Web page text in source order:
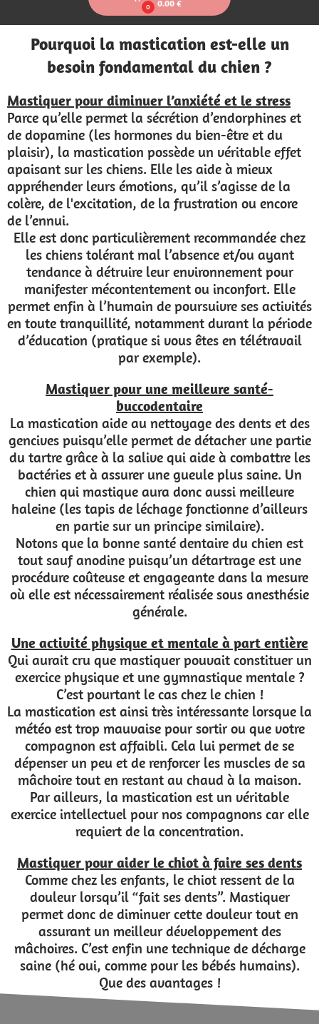
0
0.00 €
Pourquoi la mastication est-elle un
besoin fondamental du chien ?
Mastiquer pour diminuer l’anxiété et le stress
Parce qu’elle permet la sécrétion d’endorphines et
de dopamine (les hormones du bien-être et du
plaisir), la mastication possède un véritable effet
apaisant sur les chiens. Elle les aide à mieux
appréhender leurs émotions, qu’il s’agisse de la
colère, de l'excitation, de la frustration ou encore
de l’ennui.
Elle est donc particulièrement recommandée chez
les chiens tolérant mal l’absence et/ou ayant
tendance à détruire leur environnement pour
manifester mécontentement ou inconfort. Elle
permet enfin à l’humain de poursuivre ses activités
en toute tranquillité, notamment durant la période
d’éducation (pratique si vous êtes en télétravail
par exemple).
Mastiquer pour une meilleure santé-
buccodentaire
La mastication aide au nettoyage des dents et des
gencives puisqu’elle permet de détacher une partie
du tartre grâce à la salive qui aide à combattre les
bactéries et à assurer une gueule plus saine. Un
chien qui mastique aura donc aussi meilleure
haleine (les tapis de léchage fonctionne d’ailleurs
en partie sur un principe similaire).
Notons que la bonne santé dentaire du chien est
tout sauf anodine puisqu’un détartrage est une
procédure coûteuse et engageante dans la mesure
où elle est nécessairement réalisée sous anesthésie
générale.
Une activité physique et mentale à part entière
Qui aurait cru que mastiquer pouvait constituer un
exercice physique et une gymnastique mentale ?
C’est pourtant le cas chez le chien !
La mastication est ainsi très intéressante lorsque la
météo est trop mauvaise pour sortir ou que votre
compagnon est affaibli. Cela lui permet de se
dépenser un peu et de renforcer les muscles de sa
mâchoire tout en restant au chaud à la maison.
Par ailleurs, la mastication est un véritable
exercice intellectuel pour nos compagnons car elle
requiert de la concentration.
Mastiquer pour aider le chiot à faire ses dents
Comme chez les enfants, le chiot ressent de la
douleur lorsqu’il “fait ses dents”. Mastiquer
permet donc de diminuer cette douleur tout en
assurant un meilleur développement des
mâchoires. C’est enfin une technique de décharge
saine (hé oui, comme pour les bébés humains).
Que des avantages !